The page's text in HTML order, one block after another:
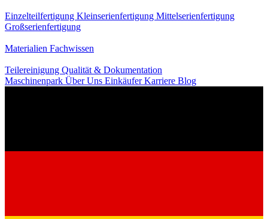
Einzelteilfertigung Kleinserienfertigung Mittelserienfertigung
Großserienfertigung
Materialien Fachwissen
Teilereinigung Qualität & Dokumentation
Maschinenpark Über Uns EinkäuferKarriere Blog